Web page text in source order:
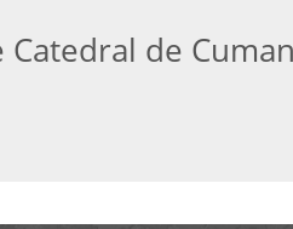
Catedral de